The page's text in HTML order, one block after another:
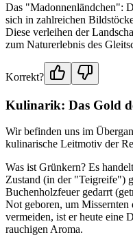
Das "Madonnenländchen":
sich in zahlreichen
Diese verleihen der
zum Naturerlebnis des
Korrekt?
Kulinarik: Das Gold
Wir befinden uns im
kulinarische Leitmotiv der
Was ist Grünkern? Es
Zustand (in der "Teigreife")
Buchenholzfeuer gedarrt
Not geboren, um Missernten
vermeiden, ist er heute eine
rauchigen Aroma.